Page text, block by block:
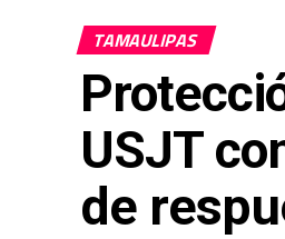
TAMAULIPAS
USJT
de